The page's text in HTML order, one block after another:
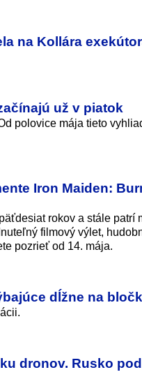
na Kollára
už v piatok
polovice mája tieto
Iron Maiden:
rokov a stále patrí
filmový výlet,
pozrieť od 14. mája.
dĺžne na
dronov. Rusko